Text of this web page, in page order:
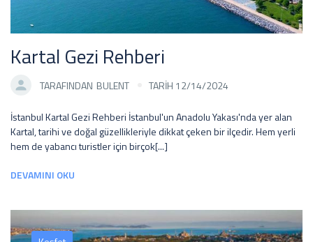
Kartal Gezi Rehberi
TARAFINDAN BULENT TARİH 12/14/2024
İstanbul Kartal Gezi Rehberi İstanbul'un Anadolu Yakası'nda yer alan
Kartal, tarihi ve doğal güzellikleriyle dikkat çeken bir ilçedir. Hem yerli
hem de yabancı turistler için birçok[...]
DEVAMINI OKU